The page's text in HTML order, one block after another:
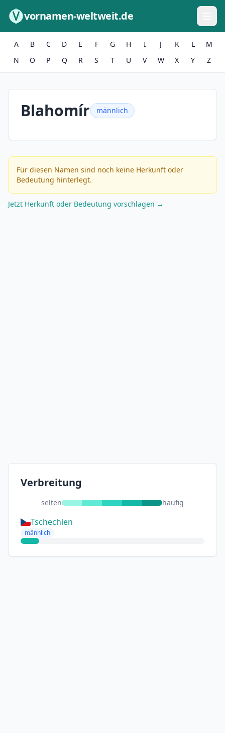
vornamen-weltweit.de
A B C D E F G H I J K L
M
N
O P Q R S T U V W X Y Z
Blahomír männlich
Für diesen Namen sind noch keine Herkunft oder
Bedeutung hinterlegt.
Jetzt Herkunft oder Bedeutung vorschlagen →
Verbreitung
selten häufig
Tschechien
männlich